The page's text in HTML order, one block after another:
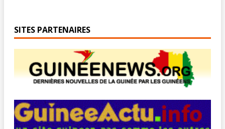
SITES PARTENAIRES